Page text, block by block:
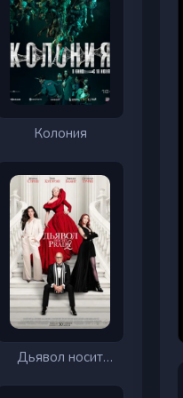
Колония
Дьявол носит